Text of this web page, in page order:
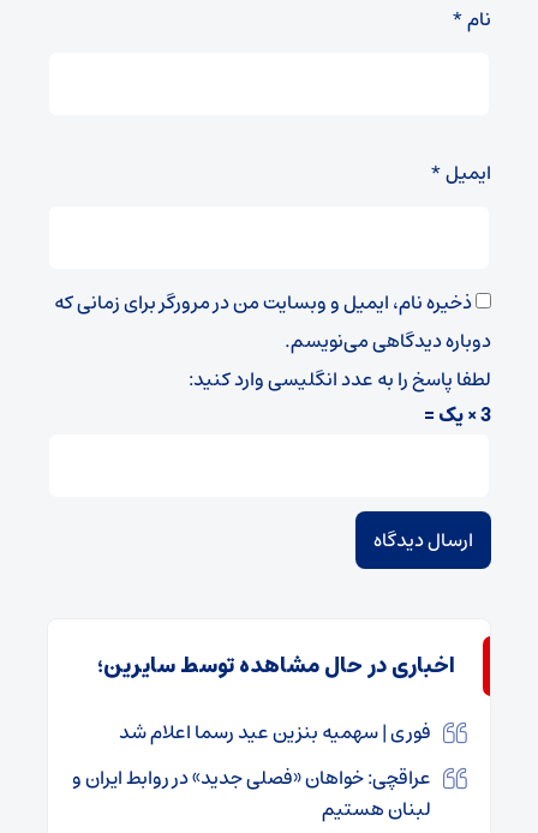
نام*
ایمیل*
ذخیره نام، ایمیل و وبسایت من در مرورگر برای زمانی که
دوباره دیدگاهی می‌نویسم.
لطفا پاسخ را به عدد انگلیسی وارد کنید:
3 × یک =
اخباری در حال مشاهده توسط سایرین؛
فوری | سهمیه بنزین عید رسما اعلام شد
عراقچی: خواهان «فصلی جدید» در روابط ایران و
لبنان هستیم